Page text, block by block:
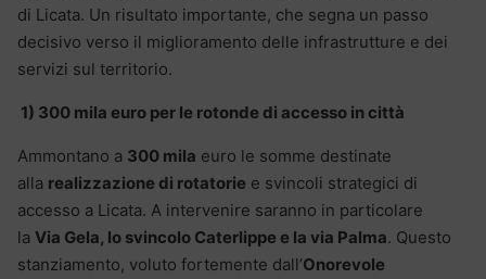
di Licata. Un risultato importante, che segna un passo
decisivo verso il miglioramento delle infrastrutture e dei
servizi sul territorio.
1) 300 mila euro per le rotonde di accesso in città
Ammontano a 300 mila euro le somme destinate
alla realizzazione di rotatorie e svincoli strategici di
accesso a Licata. A intervenire saranno in particolare
la Via Gela, lo svincolo Caterlippe e la via Palma. Questo
stanziamento, voluto fortemente dall’Onorevole